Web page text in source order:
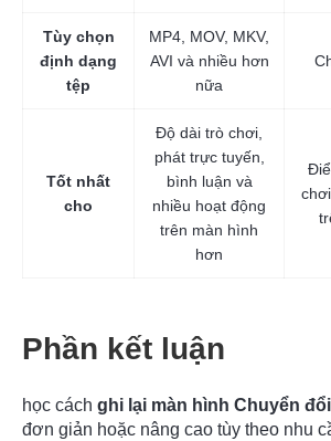
Tùy chọn
định dạng
tệp
MP4, MOV, MKV,
AVI và nhiều hơn
nữa
Tốt nhất
cho
Độ dài trò chơi,
phát trực tuyến,
bình luận và
nhiều hoạt động
trên màn hình
hơn
Phần kết luận
học cách ghi lại màn hình Chuyển
đơn giản hoặc nâng cao tùy theo nhu